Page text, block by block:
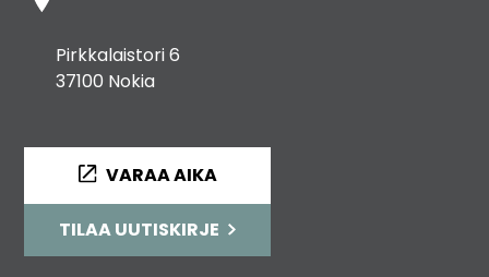
Pirkkalaistori 6
37100 Nokia
VARAA AIKA
TILAA UUTISKIRJE